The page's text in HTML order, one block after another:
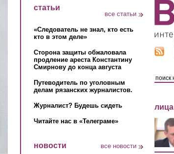
статьи
все статьи
«Следователь не знал, кто есть
кто в этом деле»
Сторона защиты обжаловала
продление ареста Константину
Смирнову до конца августа
Путеводитель по уголовным
делам рязанских журналистов.
Журналист? Будешь сидеть
Читайте нас в «Телеграме»
новости все новости
лица